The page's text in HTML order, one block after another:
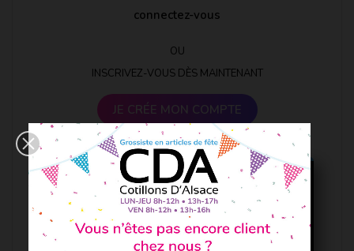
connectez-vous
OU
INSCRIVEZ-VOUS DÈS MAINTENANT
JE CRÉE MON COMPTE